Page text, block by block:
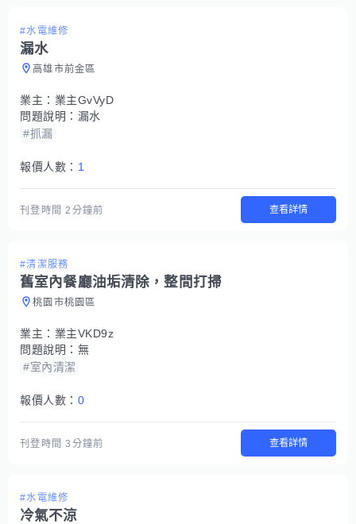
#水電維修
漏水
高雄市前金區
業主： 業主GvVyD
問題說明： 漏水
#抓漏
報價人數： 1
刊登時間2分鐘前 查看詳情
#清潔服務
舊室內餐廳油垢清除，整間打掃
桃園市桃園區
業主： 業主VKD9z
問題說明： 無
#室內清潔
報價人數： 0
刊登時間3分鐘前 查看詳情
#水電維修
冷氣不涼